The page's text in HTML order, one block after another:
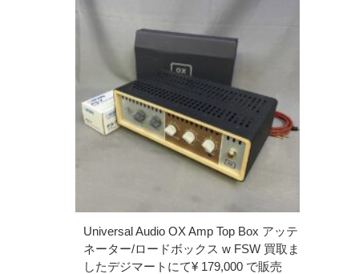
Universal Audio OX Amp Top Box アッテ
ネーター/ロードボックス w FSW 買取ま
したデジマートにて¥ 179,000 で販売